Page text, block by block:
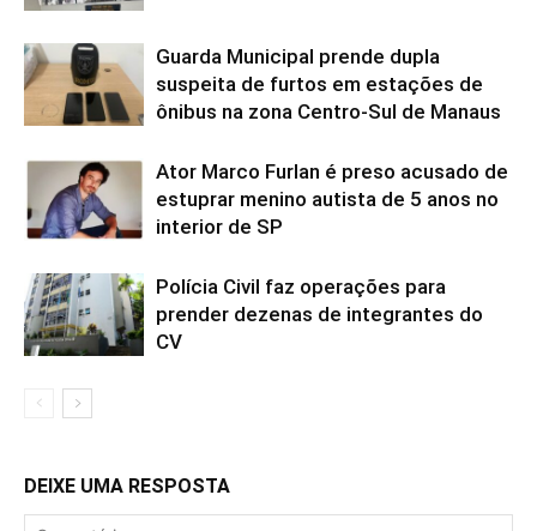
Guarda Municipal prende dupla
suspeita de furtos em estações de
ônibus na zona Centro-Sul de Manaus
Ator Marco Furlan é preso acusado de
estuprar menino autista de 5 anos no
interior de SP
Polícia Civil faz operações para
prender dezenas de integrantes do
CV
DEIXE UMA RESPOSTA